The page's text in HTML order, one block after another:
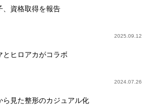
、資格取得を報告
2025.09.12
とヒロアカがコラボ
2024.07.26
ら見た整形のカジュアル化